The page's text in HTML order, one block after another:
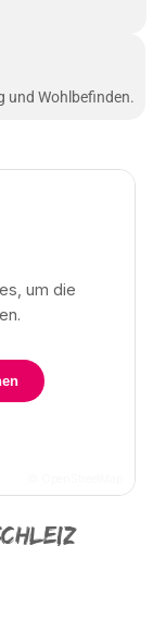
und Wohlbefinden.
um die